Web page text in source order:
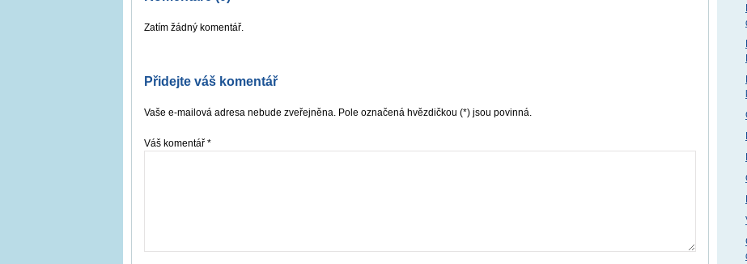
Zatím žádný komentář.
Přidejte váš komentář
Vaše e-mailová adresa nebude zveřejněna. Pole označená hvězdičkou (*) jsou povinná.
Váš komentář *